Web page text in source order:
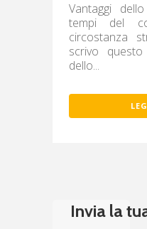
Vantaggi
tempi del
circostanza
scrivo
dello...
Invia la